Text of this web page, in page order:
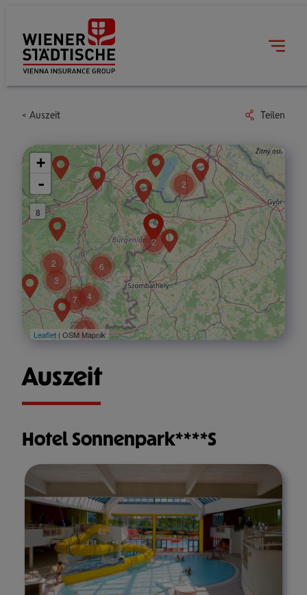
Auszeit Teilen
2
2
3
6
3
2
4
7
+
-
8
Leaflet| OSM Mapnik
Auszeit
Hotel Sonnenpark****S